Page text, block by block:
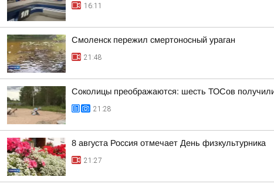
16:11
Смоленск пережил смертоносный ураган
21:48
Соколицы преображаются: шесть ТОСов
21:28
8 августа Россия отмечает День физкультурника
21:27